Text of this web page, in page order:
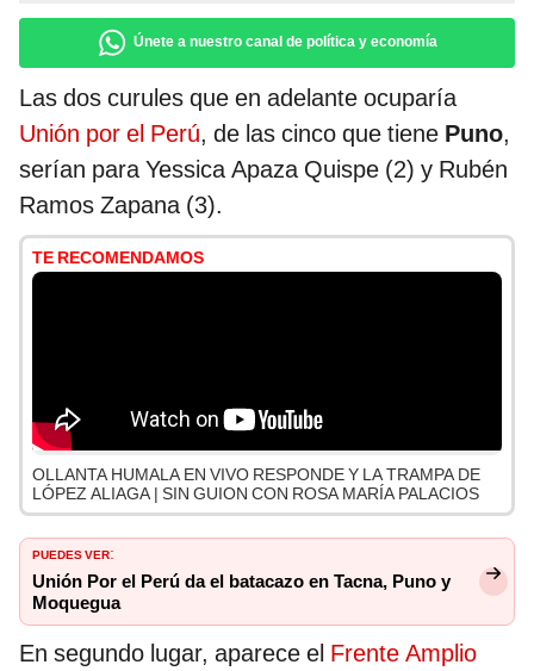
Únete a nuestro canal de política y economía
Las dos curules que en adelante ocuparía
Unión por el Perú, de las cinco que tiene Puno,
serían para Yessica Apaza Quispe (2) y Rubén
Ramos Zapana (3).
TE RECOMENDAMOS
OLLANTA HUMALA EN VIVO RESPONDE Y LA TRAMPA DE
LÓPEZ ALIAGA | SIN GUION CON ROSA MARÍA PALACIOS
PUEDES VER:
Unión Por el Perú da el batacazo en Tacna, Puno y
Moquegua
En segundo lugar, aparece el Frente Amplio